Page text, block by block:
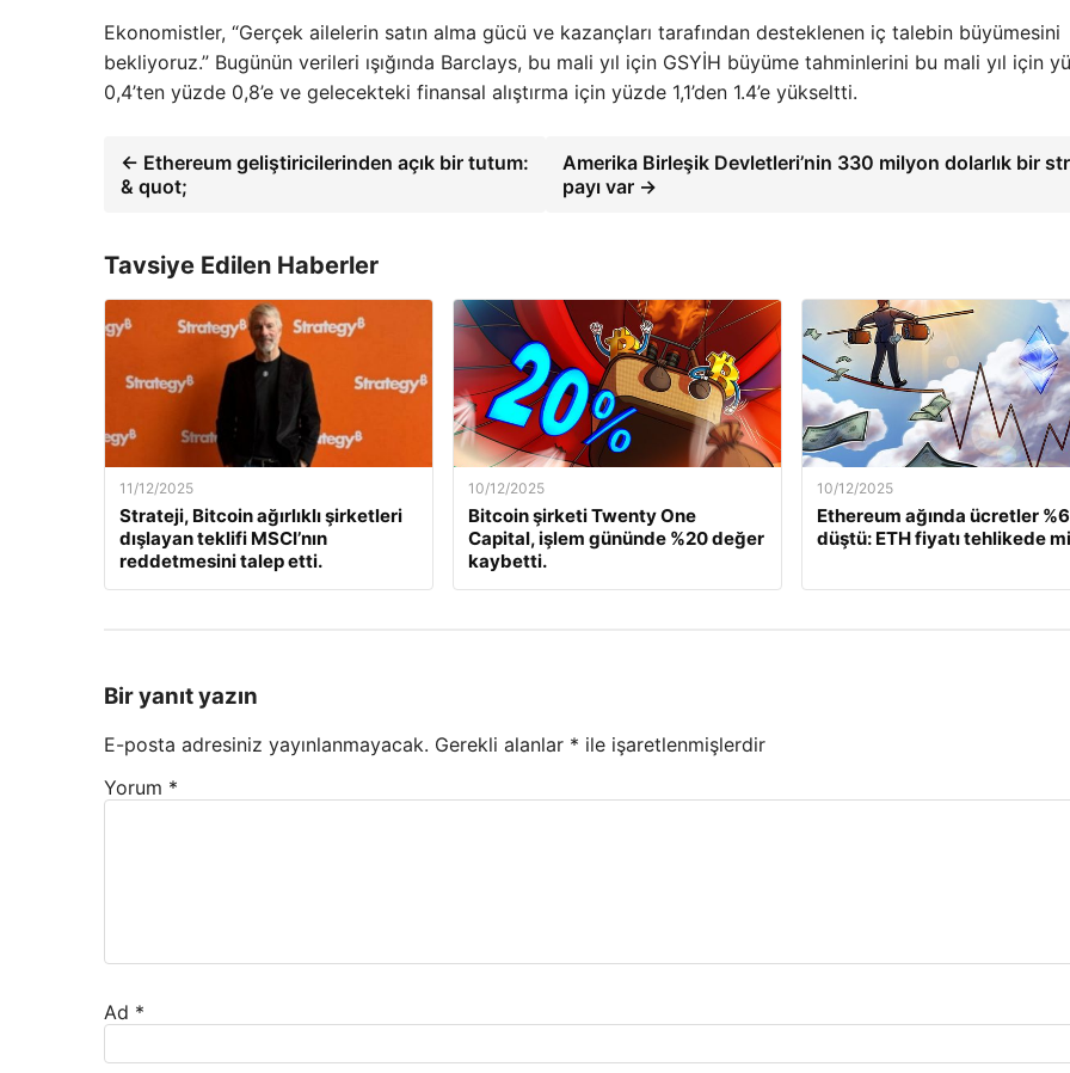
Ekonomistler, “Gerçek ailelerin satın alma gücü ve kazançları tarafından desteklenen iç talebin büyümesini
bekliyoruz.” Bugünün verileri ışığında Barclays, bu mali yıl için GSYİH büyüme tahminlerini bu mali yıl için
0,4’ten yüzde 0,8’e ve gelecekteki finansal alıştırma için yüzde 1,1’den 1.4’e yükseltti.
← Ethereum geliştiricilerinden açık bir tutum:
& quot;
Amerika Birleşik Devletleri’nin 330 milyon dolarlık bir
payı var →
Tavsiye Edilen Haberler
11/12/2025
Strateji, Bitcoin ağırlıklı şirketleri
dışlayan teklifi MSCI’nın
reddetmesini talep etti.
10/12/2025
Bitcoin şirketi Twenty One
Capital, işlem gününde %20 değer
kaybetti.
10/12/2025
Ethereum ağında ücretler
düştü: ETH fiyatı tehlikede
Bir yanıt yazın
E-posta adresiniz yayınlanmayacak. Gerekli alanlar * ile işaretlenmişlerdir
Yorum *
Ad *